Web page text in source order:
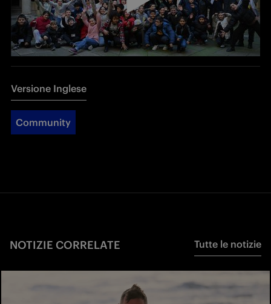
Versione Inglese
Community
NOTIZIE CORRELATE Tutte le notizie